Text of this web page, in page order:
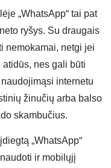
„WhatsApp“ tai pat
ryšys. Su draugais
nemokamai, netgi jei
nes gali būti
internetu
žinučių arba balso
skambučius.
„WhatsApp“
ir mobilųjį